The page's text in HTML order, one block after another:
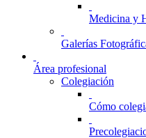
Medicina y
Galerías
Área profesional
Colegiación
Cómo